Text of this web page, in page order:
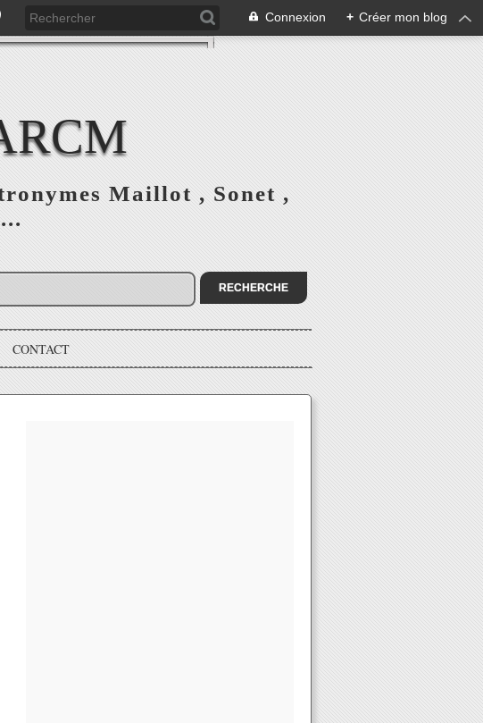
Connexion + Créer mon blog
Maillot , Sonet ,
CONTACT